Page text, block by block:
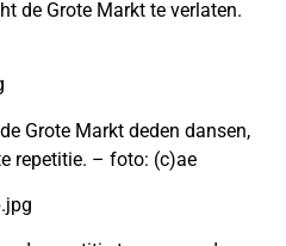
de Grote Markt te verlaten.
Grote Markt deden dansen,
repetitie. – foto: (c)ae